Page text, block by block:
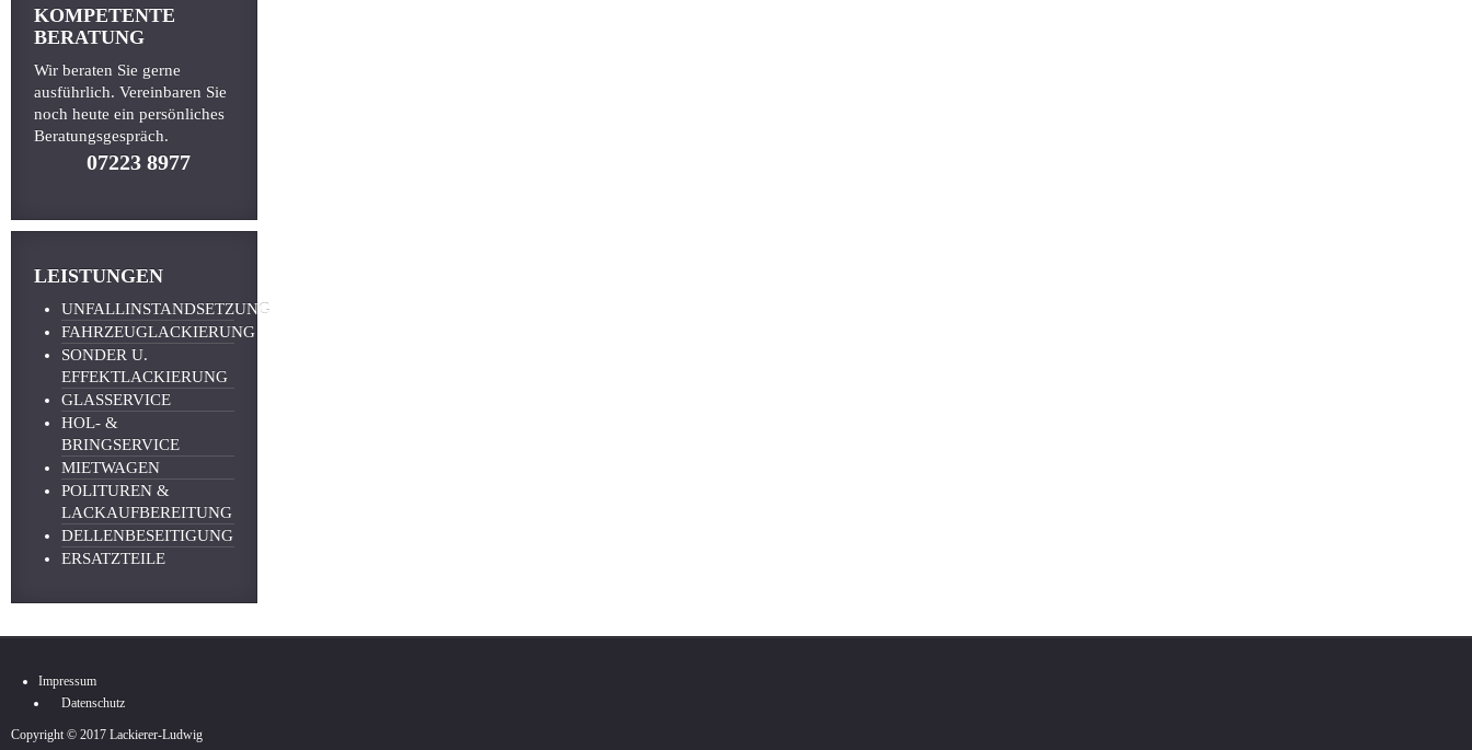
KOMPETENTE
BERATUNG
Wir beraten Sie gerne
ausführlich. Vereinbaren Sie
noch heute ein persönliches
Beratungsgespräch.
07223 8977
LEISTUNGEN
UNFALLINSTANDSETZUNG
FAHRZEUGLACKIERUNG
SONDER U.
EFFEKTLACKIERUNG
GLASSERVICE
HOL- &
BRINGSERVICE
MIETWAGEN
POLITUREN &
LACKAUFBEREITUNG
DELLENBESEITIGUNG
ERSATZTEILE
Impressum
Datenschutz
Copyright © 2017 Lackierer-Ludwig